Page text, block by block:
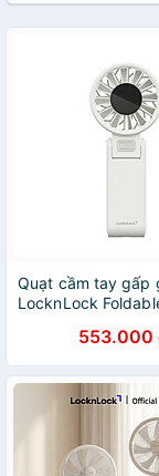
Quạt cầm tay gấp
LocknLock
ENF326 - Hàng
553.000